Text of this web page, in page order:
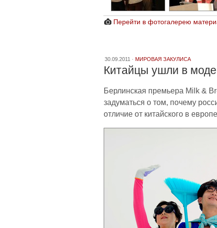
Перейти в фотогалерею
30.09.2011 · МИРОВАЯ ЗАКУЛИСА
Китайцы ушли в
Берлинская премьера Milk &
задуматься о том, почему
отличие от китайского в